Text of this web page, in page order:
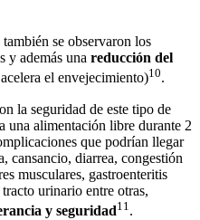
se observaron los
y además una reducción del
el envejecimiento)10.
la seguridad de este tipo de
una alimentación libre durante 2
que podrían llegar
cansancio, diarrea, congestión
musculares, gastroenteritis
urinario entre otras,
y seguridad11 .